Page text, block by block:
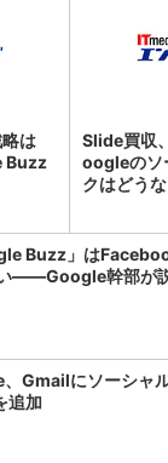
は
Buzz
Slide買収
oogleのソ
クはどう
Buzz」は
――Google幹部が
Gmailにソーシャ
追加